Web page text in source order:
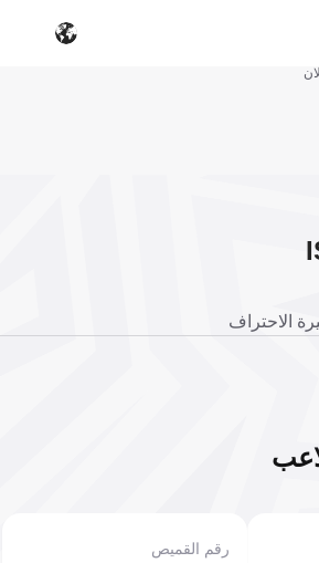
الاحتراف
رقم القميص